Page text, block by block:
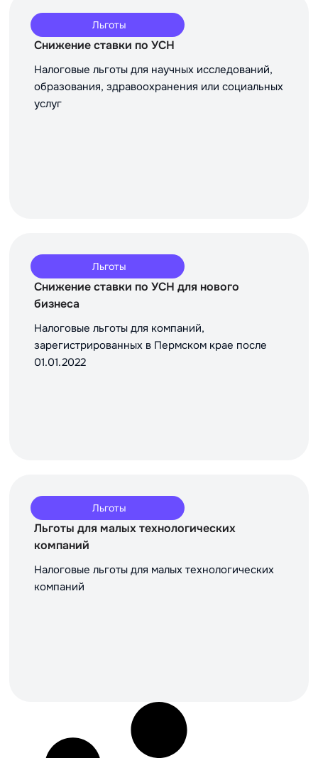
Льготы
Снижение ставки по УСН
Налоговые льготы для научных исследований,
образования, здравоохранения или социальных
услуг
Льготы
Снижение ставки по УСН для нового
бизнеса
Налоговые льготы для компаний,
зарегистрированных в Пермском крае после
01.01.2022
Льготы
Льготы для малых технологических
компаний
Налоговые льготы для малых технологических
компаний